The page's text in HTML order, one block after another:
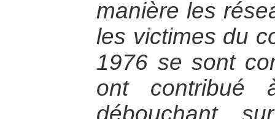
manière les
les victimes du
1976 se sont
ont contribué
débouchant